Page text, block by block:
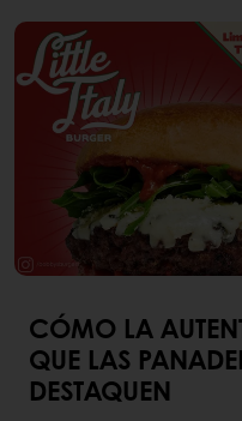
CÓMO LA
QUE LAS
DESTAQUEN